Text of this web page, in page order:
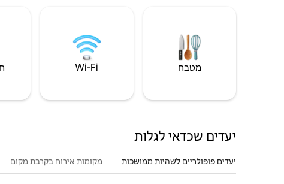
מטבח Wi‑Fi
יעדים שכדאי לגלות
יעדים פופולריים לשהיות ממושכות מקומות אירוח בקרבת מקום